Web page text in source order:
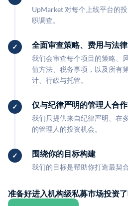
UpMarket 对每个上线平台的
职调查。
全面审查策略、费用与法律
我们会审查每个项目的策略、
值方法、税务事项，以及所有
计、行政与托管。
仅与纪律严明的管理人合作
我们只提供来自纪律严明、在
的管理人的投资机会。
围绕你的目标构建
我们的目标是帮助你打造最契
准备好进入机构级私募市场投资了